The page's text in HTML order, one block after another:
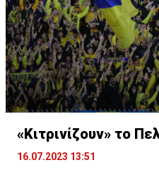
Al-Ahli hope to move
pic.twitter.com/Z0SmniQXIP
— Ben Jacobs
«Κιτρινίζουν» το
16.07.2023 13:51